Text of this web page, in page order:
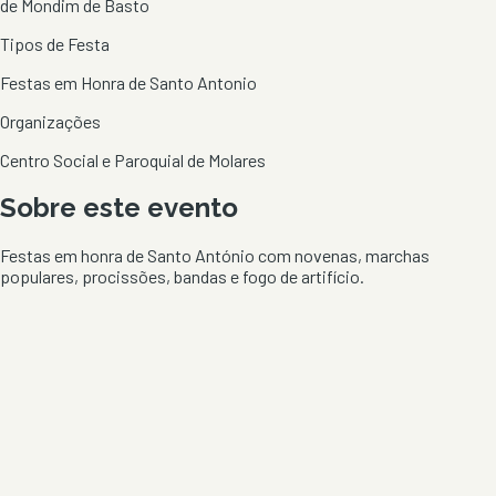
de Mondim de Basto
Tipos de Festa
Festas em Honra de Santo Antonio
Organizações
Centro Social e Paroquial de Molares
Sobre este evento
Festas em honra de Santo António com novenas, marchas
populares, procissões, bandas e fogo de artifício.